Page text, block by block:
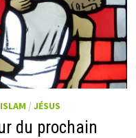
ISLAM /JÉSUS
du prochain